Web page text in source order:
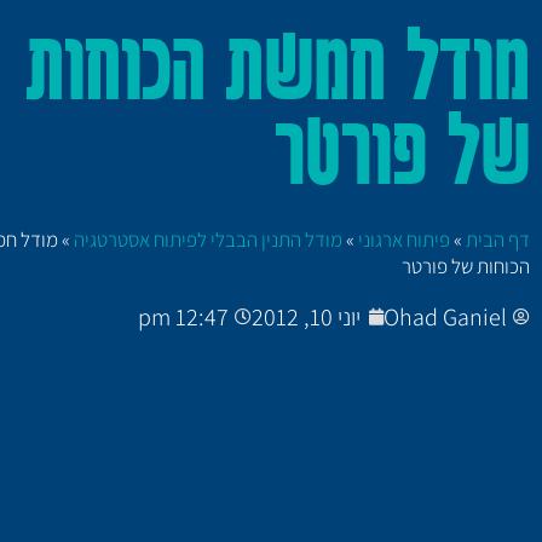
מודל חמשת הכוחות
של פורטר
דף הבית»פיתוח ארגוני »מודל התנין הבבלי לפיתוח אסטרטגיה »מודל
הכוחות של פורטר
Ohad Ganiel יוני 10, 2012 12:47 pm